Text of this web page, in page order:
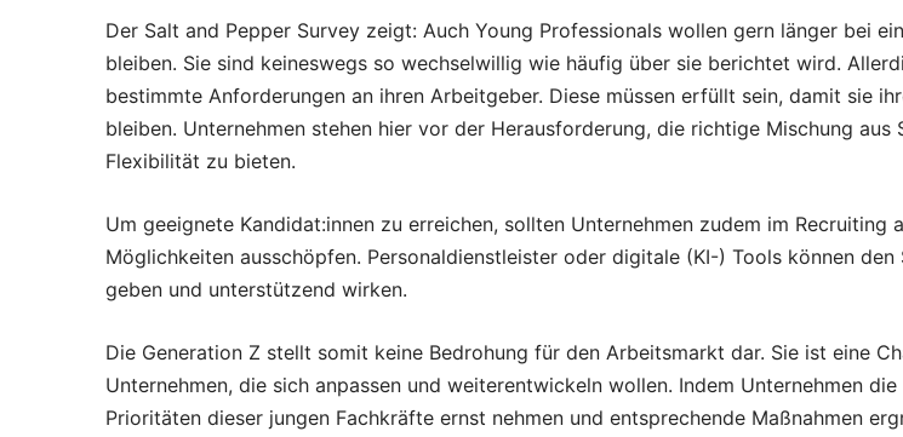
Der Salt and Pepper Survey zeigt: Auch Young Professionals wollen gern länger bei
bleiben. Sie sind keineswegs so wechselwillig wie häufig über sie berichtet wird.
bestimmte Anforderungen an ihren Arbeitgeber. Diese müssen erfüllt sein, damit sie
bleiben. Unternehmen stehen hier vor der Herausforderung, die richtige Mischung aus
Flexibilität zu bieten.
Um geeignete Kandidat:innen zu erreichen, sollten Unternehmen zudem im Recruiting
Möglichkeiten ausschöpfen. Personaldienstleister oder digitale (KI-) Tools können den
geben und unterstützend wirken.
Die Generation Z stellt somit keine Bedrohung für den Arbeitsmarkt dar. Sie ist eine
Unternehmen, die sich anpassen und weiterentwickeln wollen. Indem Unternehmen
Prioritäten dieser jungen Fachkräfte ernst nehmen und entsprechende Maßnahmen